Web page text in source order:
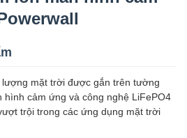
mặt trời được gắn trên tường
hình cảm ứng và công nghệ LiFePO4
trội trong các ứng dụng mặt trời